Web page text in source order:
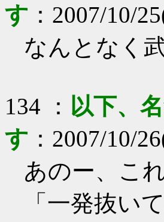
す ： 2007/10/
なんとなく
134 ： 以下、
す ： 2007/10/
あのー、こ
「一発抜い